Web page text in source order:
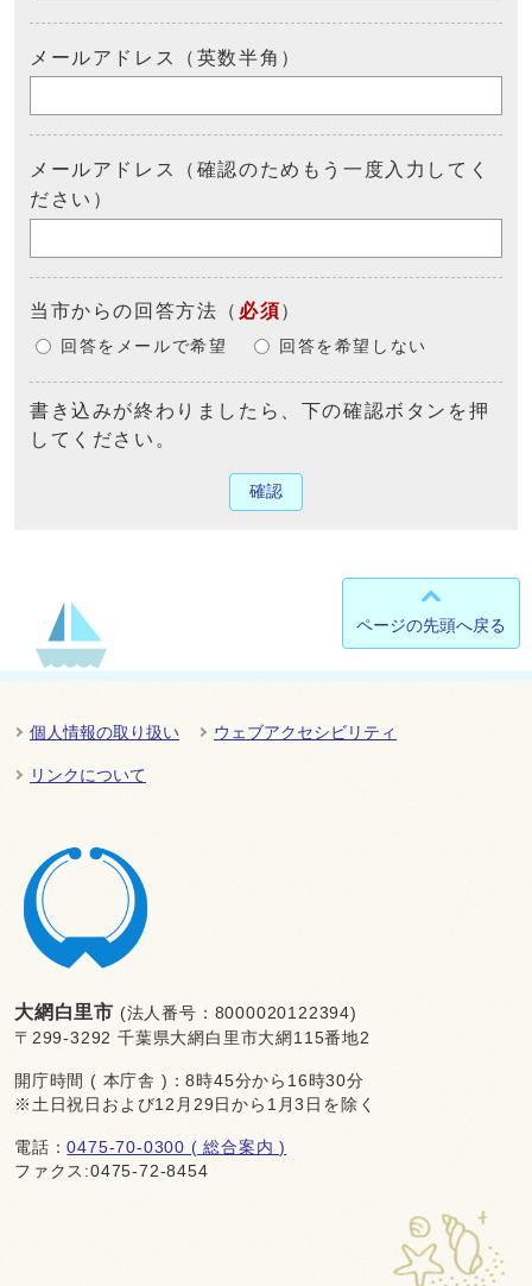
メールアドレス（英数半角）
メールアドレス（確認のためもう一度入力してく
ださい）
当市からの回答方法 （ 必須）
回答をメールで希望 回答を希望しない
書き込みが終わりましたら、下の確認ボタンを押
してください。
確認
ページの先頭へ戻る
個人情報の取り扱い ウェブアクセシビリティ
リンクについて
大網白里市 (法人番号：8000020122394)
〒299-3292 千葉県大網白里市大網115番地2
開庁時間 ( 本庁舎 )：8時45分から16時30分
※土日祝日および12月29日から1月3日を除く
電話：0475-70-0300 ( 総合案内 )
ファクス:0475-72-8454